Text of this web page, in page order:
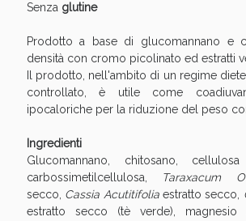
Senza glutine
Prodotto a base di glucomannano e
densità con cromo picolinato ed estratti
Il prodotto, nell'ambito di un regime
controllato, è utile come
ipocaloriche per la riduzione del peso
Ingredienti
Glucomannano, chitosano, cellulosa
carbossimetilcellulosa,
Taraxacum
secco, Cassia Acutitifoliaestratto secco,
estratto secco (tè verde), magnesio
oggi!